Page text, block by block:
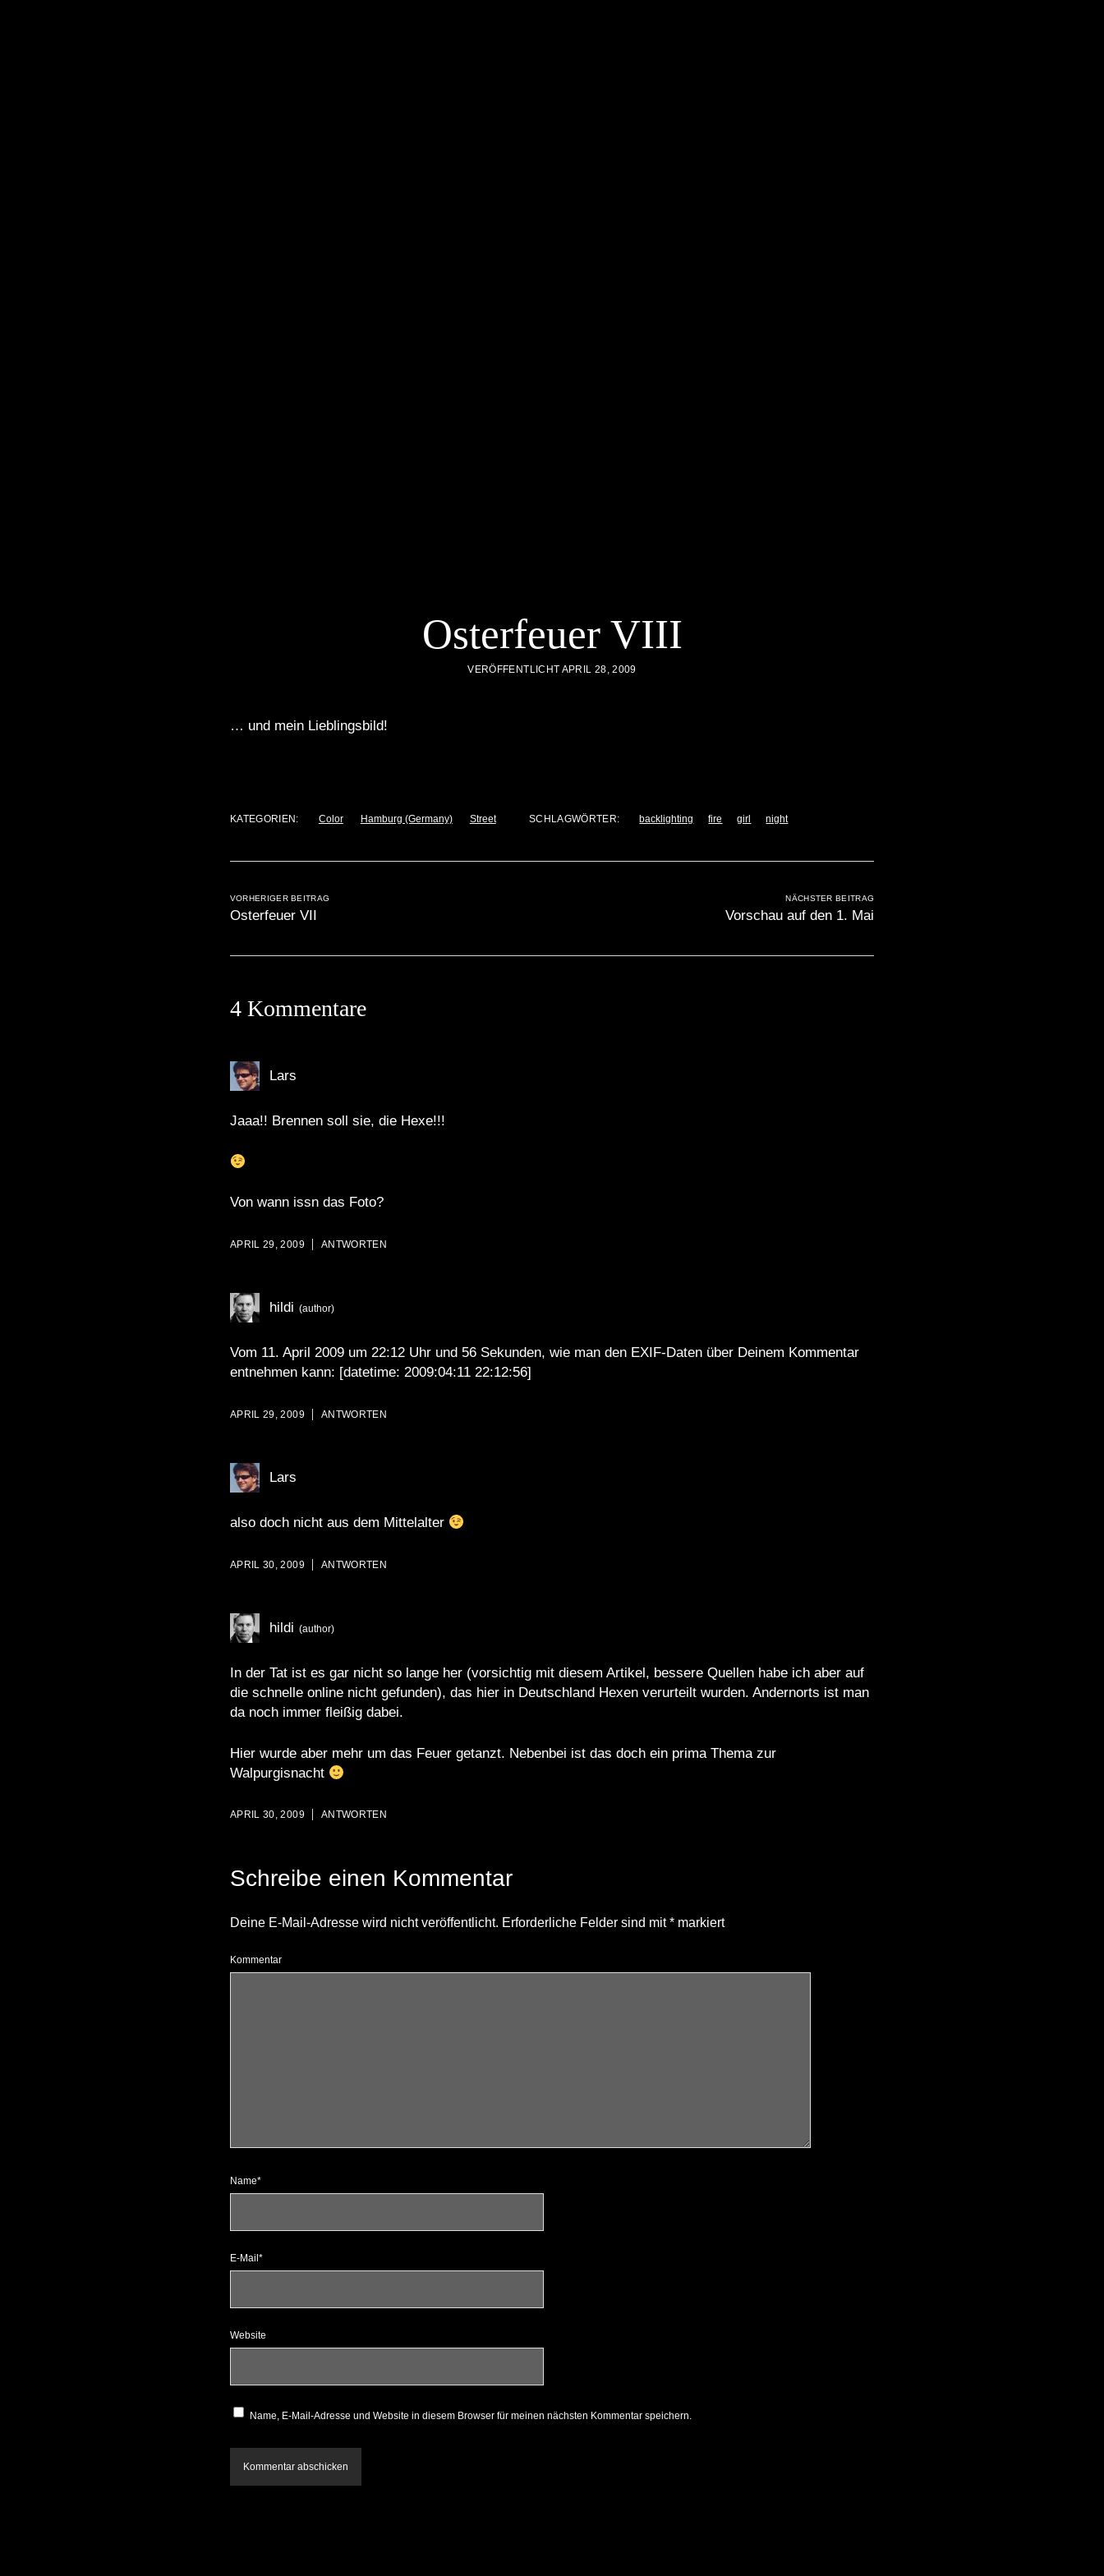
Osterfeuer VIII
VERÖFFENTLICHT APRIL 28, 2009
… und mein Lieblingsbild!
KATEGORIEN: Color Hamburg (Germany) Street SCHLAGWÖRTER: backlighting fire girl night
VORHERIGER BEITRAG
Osterfeuer VII
NÄCHSTER BEITRAG
Vorschau auf den 1. Mai
4 Kommentare
Lars
Jaaa!! Brennen soll sie, die Hexe!!!
Von wann issn das Foto?
APRIL 29, 2009 ANTWORTEN
hildi
Vom 11. April 2009 um 22:12 Uhr und 56 Sekunden, wie man den EXIF-Daten über Deinem Kommentar
entnehmen kann: [datetime: 2009:04:11 22:12:56]
APRIL 29, 2009 ANTWORTEN
Lars
also doch nicht aus dem Mittelalter
APRIL 30, 2009 ANTWORTEN
hildi
In der Tat ist es gar nicht so lange her(vorsichtig mit diesem Artikel, bessere Quellen habe ich aber auf
die schnelle online nicht gefunden), das hier in Deutschland Hexen verurteilt wurden. Andernorts ist man
da noch immer fleißig dabei.
Hier wurde aber mehr um das Feuer getanzt. Nebenbei ist das doch ein prima Thema zur
Walpurgisnacht
APRIL 30, 2009 ANTWORTEN
Schreibe einen Kommentar
Deine E-Mail-Adresse wird nicht veröffentlicht. Erforderliche Felder sind mit*markiert
Kommentar
Name*
E-Mail*
Website
Name, E-Mail-Adresse und Website in diesem Browser für meinen nächsten Kommentar speichern.